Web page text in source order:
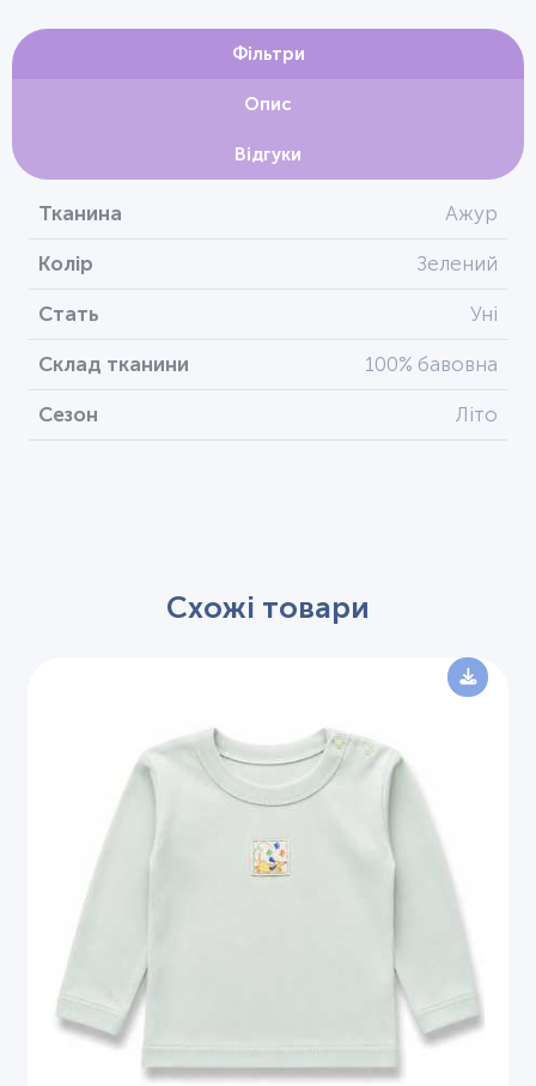
Фільтри
Опис
Відгуки
Тканина Ажур
Колір Зелений
Стать Уні
Склад тканини 100% бавовна
Сезон Літо
Схожі товари